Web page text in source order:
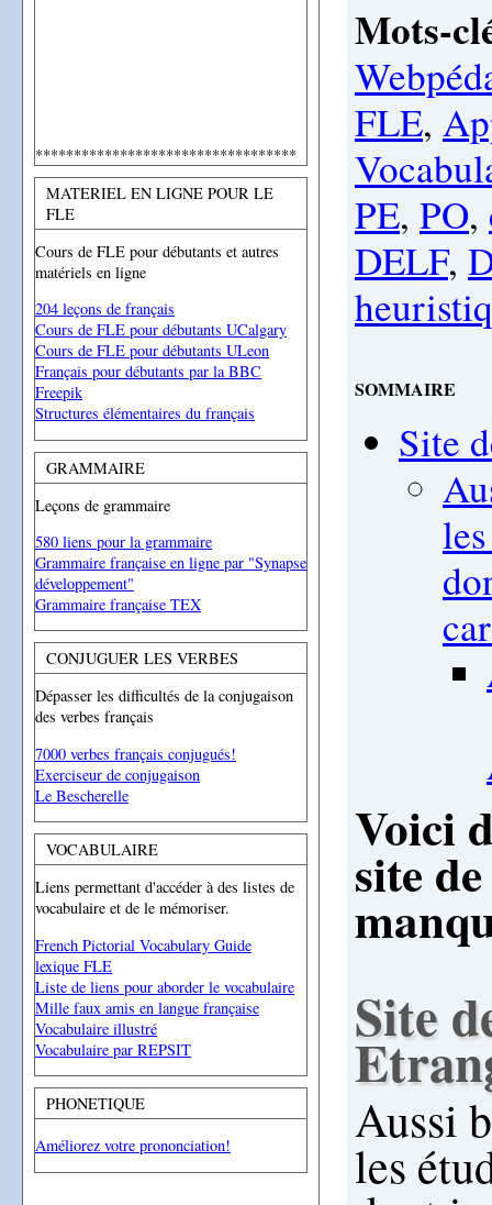
**********************************
MATERIEL EN LIGNE POUR LE
FLE
Cours de FLE pour débutants et autres
matériels en ligne
204 leçons de français
Cours de FLE pour débutants UCalgary
Cours de FLE pour débutants ULeon
Français pour débutants par la BBC
Freepik
Structures élémentaires du français
GRAMMAIRE
Leçons de grammaire
580 liens pour la grammaire
Grammaire française en ligne par "Synapse
développement"
Grammaire française TEX
CONJUGUER LES VERBES
Dépasser les difficultés de la conjugaison
des verbes français
7000 verbes français conjugués!
Exerciseur de conjugaison
Le Bescherelle
VOCABULAIRE
Liens permettant d'accéder à des listes de
vocabulaire et de le mémoriser.
French Pictorial Vocabulary Guide
lexique FLE
Liste de liens pour aborder le vocabulaire
Mille faux amis en langue française
Vocabulaire illustré
Vocabulaire par REPSIT
PHONETIQUE
Améliorez votre prononciation!
Mots-
FLE,
PE, PO,
DELF,
SOMMAIRE
Site
Voici
site
Site
Aussi
les